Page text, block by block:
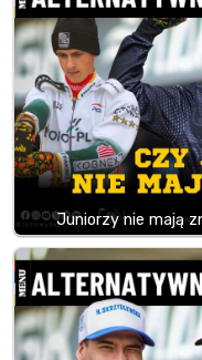
Juniorzy nie mają